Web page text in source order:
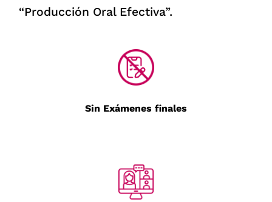
“Producción Oral Efectiva”.
Sin Exámenes finales